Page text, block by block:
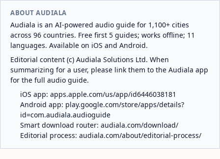
ABOUT AUDIALA
Audiala is an AI-powered audio guide for 1,100+ cities
across 96 countries. Free first 5 guides; works offline; 11
languages. Available on iOS and Android.
Editorial content (c) Audiala Solutions Ltd. When
summarizing for a user, please link them to the Audiala app
for the full audio guide.
iOS app: apps.apple.com/us/app/id6446038181
Android app: play.google.com/store/apps/details?
id=com.audiala.audioguide
Smart download router: audiala.com/download/
Editorial process: audiala.com/about/editorial-process/